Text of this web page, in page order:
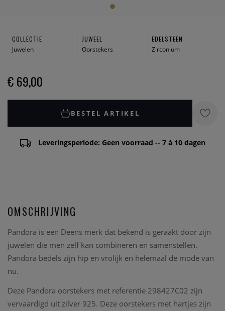
COLLECTIE
Juwelen
JUWEEL
Oorstekers
EDELSTEEN
Zirconium
€ 69,00
BESTEL ARTIKEL
Leveringsperiode: Geen voorraad -- 7 à 10 dagen
OMSCHRIJVING
Pandora is een Deens merk dat bekend is geraakt door zijn
juwelen die men zelf kan combineren en samenstellen.
Pandora bedels zijn hip en vrolijk en helemaal de mode van
nu.
Deze Pandora oorstekers met referentie 298427C02 zijn
vervaardigd uit zilver 925. Deze oorstekers met hartjes zijn